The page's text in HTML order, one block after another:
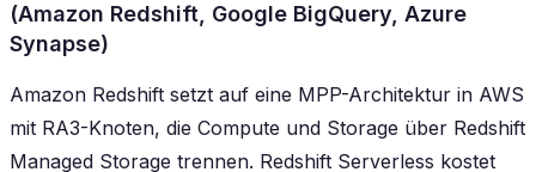
(Amazon Redshift, Google BigQuery, Azure
Synapse)
Amazon Redshift setzt auf eine MPP-Architektur in AWS
mit RA3-Knoten, die Compute und Storage über Redshift
Managed Storage trennen. Redshift Serverless kostet